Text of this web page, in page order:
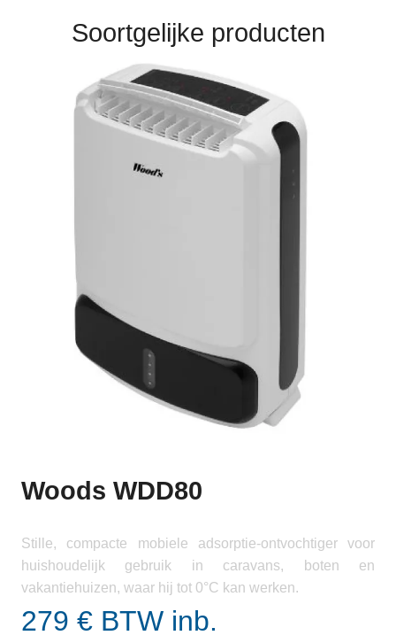
Soortgelijke producten
Woods WDD80
Stille, compacte mobiele adsorptie-ontvochtiger voor
huishoudelijk gebruik in caravans, boten en
vakantiehuizen, waar hij tot 0°C kan werken.
279 € BTW inb.